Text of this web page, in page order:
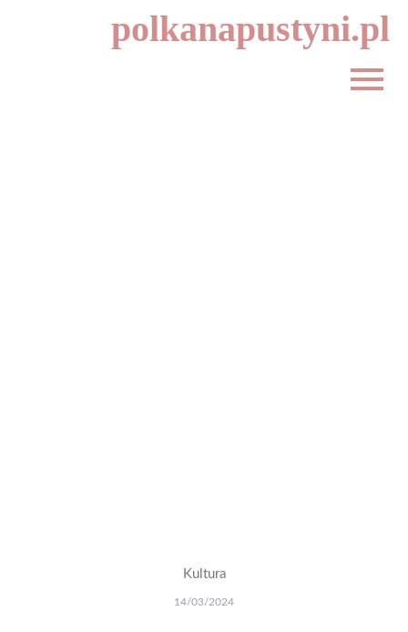
polkanapustyni.pl
Kultura
14/03/2024